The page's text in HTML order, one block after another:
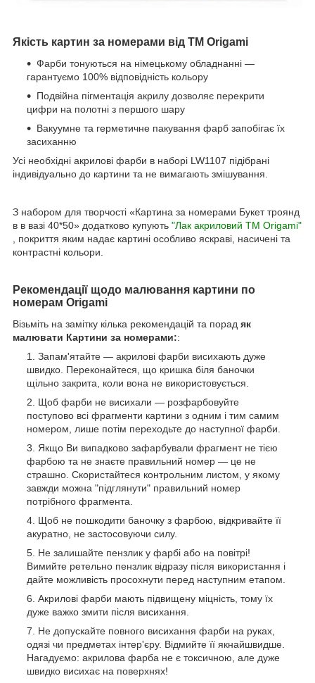
Якість картин за номерами від ТМ Origami
Фарби тонуються на німецькому обладнанні —
гарантуємо 100% відповідність кольору
Подвійна пігментація акрилу дозволяє перекрити
цифри на полотні з першого шару
Вакуумне та герметичне пакування фарб запобігає їх
засиханню
Усі необхідні акрилові фарби в наборі LW1107 підібрані
індивідуально до картини та не вимагають змішування.
З набором для творчості «Картина за номерами Букет троянд
в в вазі 40*50» додатково купують "Лак акриловий ТМ Origami"
, покриття яким надає картині особливо яскраві, насичені та
контрастні кольори.
Рекомендації щодо малювання картини по
номерам Origami
Візьміть на замітку кілька рекомендацій та порад як
малювати Картини за номерами::
Запам'ятайте — акрилові фарби висихають дуже
швидко. Переконайтеся, що кришка біля баночки
щільно закрита, коли вона не використовується.
Щоб фарби не висихали — розфарбовуйте
поступово всі фрагменти картини з одним і тим самим
номером, лише потім переходьте до наступної фарби.
Якщо Ви випадково зафарбували фрагмент не тією
фарбою та не знаєте правильний номер — це не
страшно. Скористайтеся контрольним листом, у якому
завжди можна "підглянути" правильний номер
потрібного фрагмента.
Щоб не пошкодити баночку з фарбою, відкривайте її
акуратно, не застосовуючи силу.
Не залишайте пензлик у фарбі або на повітрі!
Вимийте ретельно пензлик відразу після використання і
дайте можливість просохнути перед наступним етапом.
Акрилові фарби мають підвищену міцність, тому їх
дуже важко змити після висихання.
Не допускайте повного висихання фарби на руках,
одязі чи предметах інтер'єру. Відмийте її якнайшвидше.
Нагадуємо: акрилова фарба не є токсичною, але дуже
швидко висихає на поверхнях!